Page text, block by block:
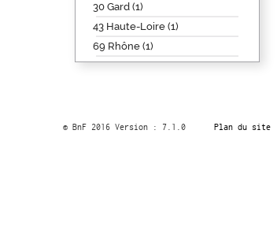
30 Gard (1)
43 Haute-Loire (1)
69 Rhône (1)
© BnF 2016 Version : 7.1.0 Plan du site